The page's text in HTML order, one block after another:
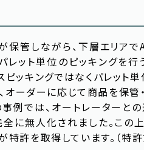
保管しながら、下層エリアで
レット単位のピッキングを行
ピッキングではなくパレット
オーダーに応じて商品を保管
例では、オートレーターと
に無人化されました。この上
許を取得しています。（特